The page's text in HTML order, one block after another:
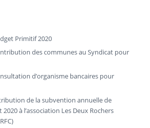
Primitif 2020
des communes au Syndicat pour
d’organisme bancaires pour
de la subvention annuelle de
à l’association Les Deux Rochers